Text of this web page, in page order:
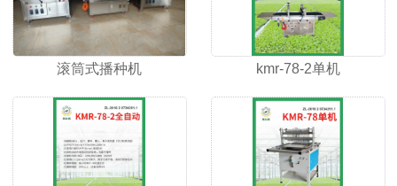
滚筒式播种机 kmr-78-2单机